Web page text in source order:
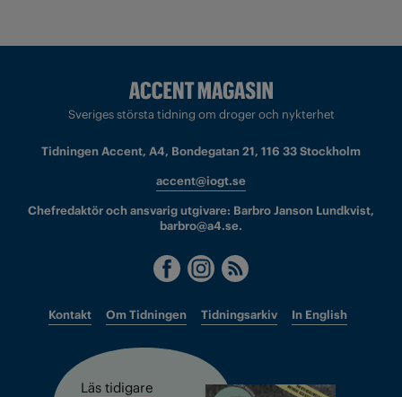
Sveriges största tidning om droger och nykterhet
Tidningen Accent, A4, Bondegatan 21, 116 33 Stockholm
accent@iogt.se
Chefredaktör och ansvarig utgivare: Barbro Janson Lundkvist,
barbro@a4.se.
Kontakt Om Tidningen Tidningsarkiv In English
Läs tidigare